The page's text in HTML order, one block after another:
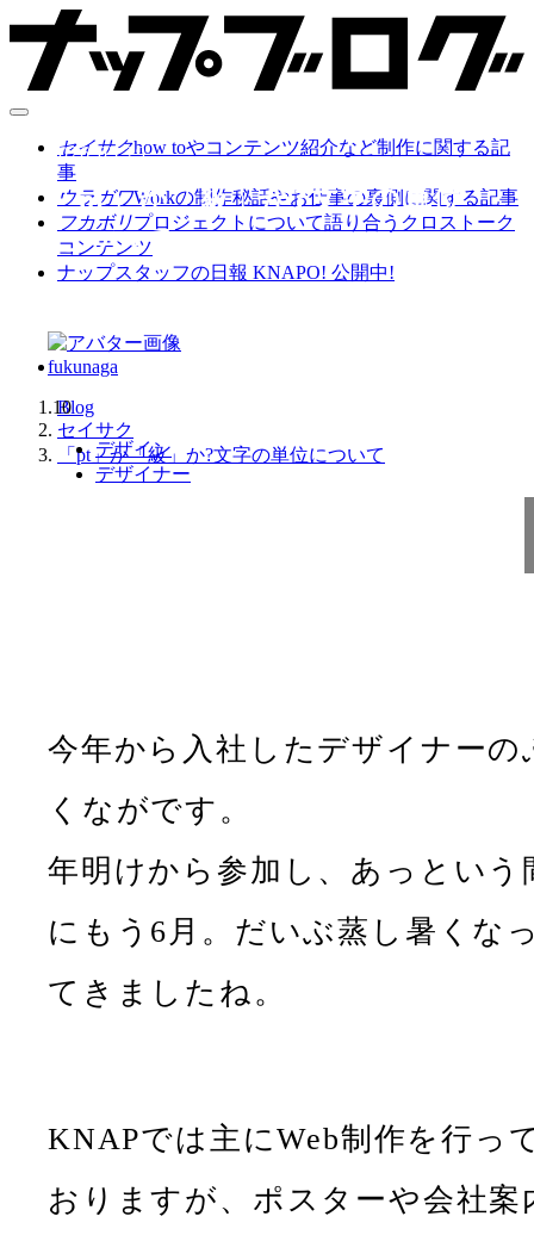
セイサクhow toやコンテンツ紹介など制作に関する記
事
ウラガワWorkの制作秘話やお仕事の裏側に関する記事
フカボリプロジェクトについて語り合うクロストーク
コンテンツ
ナップスタッフの日報 KNAPO! 公開中!
Blog
セイサク
「pt」か「級」か?文字の単位について
2026.05.29
「pt」か「級」か?文字の単位
について
fukunaga
10
デザイン
デザイナー
今年から入社したデザイナーの
くながです。
年明けから参加し、あっという
にもう6月。だいぶ蒸し暑くな
てきましたね。
KNAPでは主にWeb制作を行っ
おりますが、ポスターや会社案